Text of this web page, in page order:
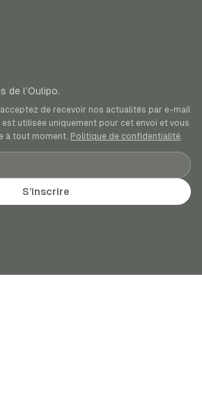
de l’Oulipo.
acceptez de recevoir nos actualités par e-mail
utilisée uniquement pour cet envoi et vous
à tout moment. Politique de confidentialité.
S’inscrire